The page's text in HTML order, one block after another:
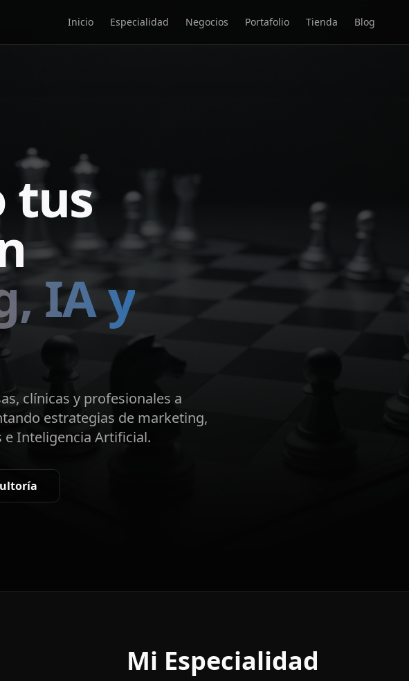
Inicio Especialidad Negocios Portafolio Tienda Blog
tus
IA y
clínicas y profesionales a
estrategias de marketing,
e Inteligencia Artificial.
Mi Especialidad